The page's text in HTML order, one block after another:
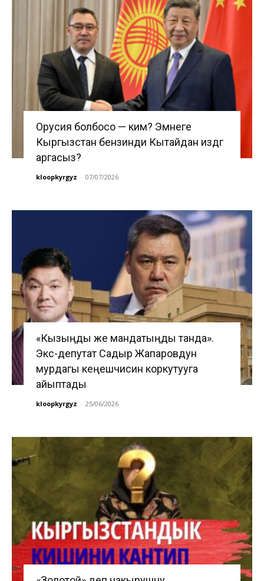
Орусия болбосо — ким? Эмнеге
Кыргызстан бензинди Кытайдан издөөгө
аргасыз?
kloopkyrgyz - 07/07/2026
«Кызыңды же мандатыңды танда».
Экс-депутат Садыр Жапаровдун
мурдагы кеңешчисин коркутууга
айыптады
kloopkyrgyz - 25/06/2026